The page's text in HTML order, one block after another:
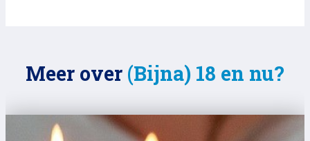
Meer over (Bijna) 18 en nu?